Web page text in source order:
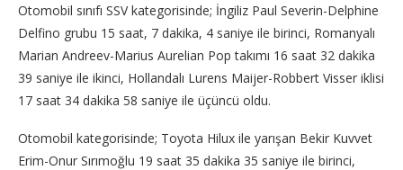
Otomobil sınıfı SSV kategorisinde; İngiliz Paul Severin-Delphine
Delfino grubu 15 saat, 7 dakika, 4 saniye ile birinci, Romanyalı
Marian Andreev-Marius Aurelian Pop takımı 16 saat 32 dakika
39 saniye ile ikinci, Hollandalı Lurens Maijer-Robbert Visser iklisi
17 saat 34 dakika 58 saniye ile üçüncü oldu.
Otomobil kategorisinde; Toyota Hilux ile yarışan Bekir Kuvvet
Erim-Onur Sırımoğlu 19 saat 35 dakika 35 saniye ile birinci,